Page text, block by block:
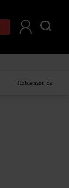
Hablemos de